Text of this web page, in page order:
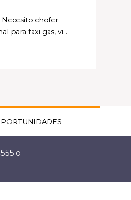
Necesito chofer
para taxi gas, vi...
o